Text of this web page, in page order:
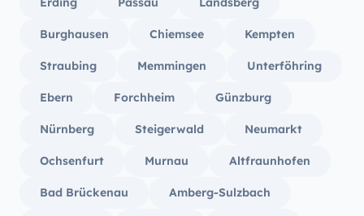
Burghausen Chiemsee Kempten
Straubing Memmingen Unterföhring
Ebern Forchheim Günzburg
Nürnberg Steigerwald Neumarkt
Ochsenfurt Murnau Altfraunhofen
Bad Brückenau Amberg-Sulzbach